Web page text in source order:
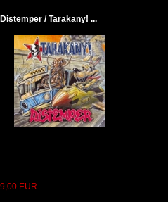
Distemper / Tarakany! ...
9,00 EUR